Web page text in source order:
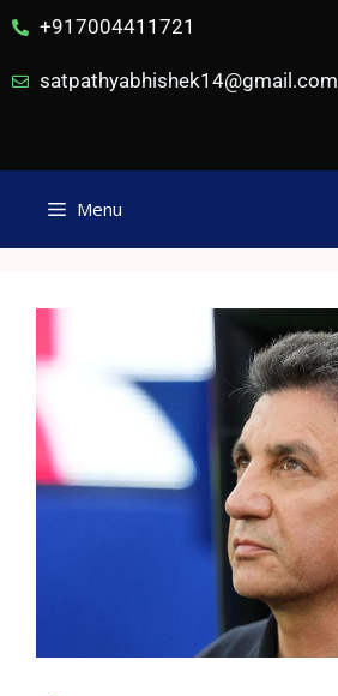
+917004411721
satpathyabhishek14@gmail.com
Menu